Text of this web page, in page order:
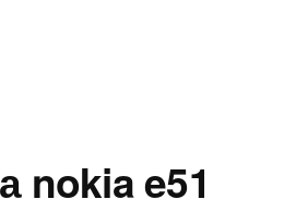
Sony
nokia e51